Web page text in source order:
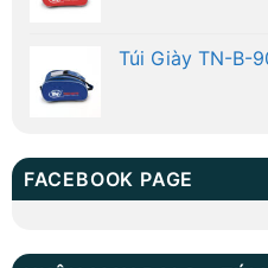
Túi Giày TN-B-
FACEBOOK PAGE